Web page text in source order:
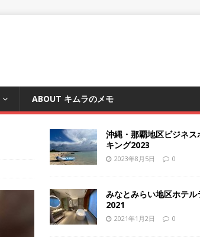
ABOUT キムラのメモ
沖縄・那覇地区ビジネス
キング2023
2023年8月5日 0
みなとみらい地区ホテル
2021
2021年1月2日 0